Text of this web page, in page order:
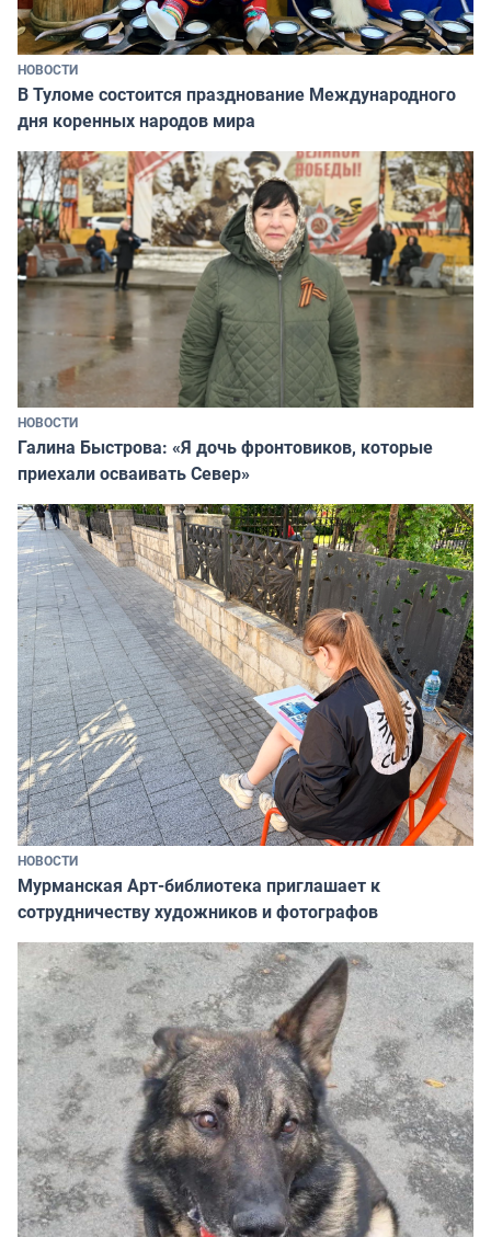
НОВОСТИ
В Туломе состоится празднование Международного
дня коренных народов мира
НОВОСТИ
Галина Быстрова: «Я дочь фронтовиков, которые
приехали осваивать Север»
НОВОСТИ
Мурманская Арт-библиотека приглашает к
сотрудничеству художников и фотографов